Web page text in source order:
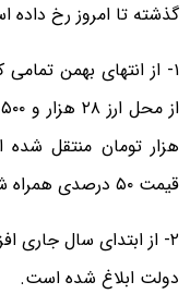
گذشته تا امروز رخ داده
۱- از انتهای بهمن
هزار تومان منتقل
قیمت ۵۰ درصدی همراه شده است.
دولت ابلاغ شده است.